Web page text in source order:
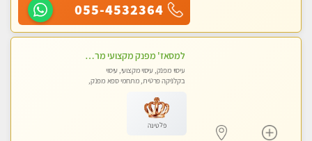
055-4532364
למסאז' מפנק מקצועי מרגיע ומשחרר את כל הגוף! מומלץ מאוד -ללא מין! בהוד- השרון
עיסוי מפנק, עיסוי מקצועי, עיסוי
בקלניקה פרטית, מתחמי ספא מפנק,
פלטינה